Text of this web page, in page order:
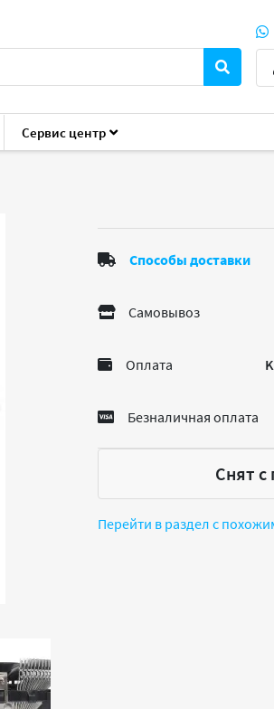
Сервис центрID-Cooling DK-01S
Способы доставки
Самовывоз
Оплата
Безналичная оплата
Снят с
Перейти в раздел с